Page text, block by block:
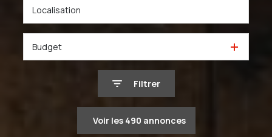
Budget
Filtrer
Voir les 490 annonces